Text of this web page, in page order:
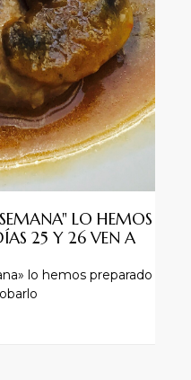
LO HEMOS
25 Y 26 VEN A
lo hemos preparado